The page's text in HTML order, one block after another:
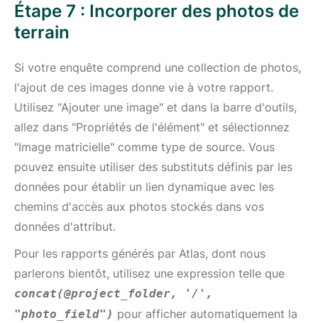
Étape 7 : Incorporer des photos de
terrain
Si votre enquête comprend une collection de photos,
l'ajout de ces images donne vie à votre rapport.
Utilisez "Ajouter une image" et dans la barre d'outils,
allez dans "Propriétés de l'élément" et sélectionnez
"Image matricielle" comme type de source. Vous
pouvez ensuite utiliser des substituts définis par les
données pour établir un lien dynamique avec les
chemins d'accès aux photos stockés dans vos
données d'attribut.
Pour les rapports générés par Atlas, dont nous
parlerons bientôt, utilisez une expression telle que
concat(@project_folder, '/',
"photo_field") pour afficher automatiquement la